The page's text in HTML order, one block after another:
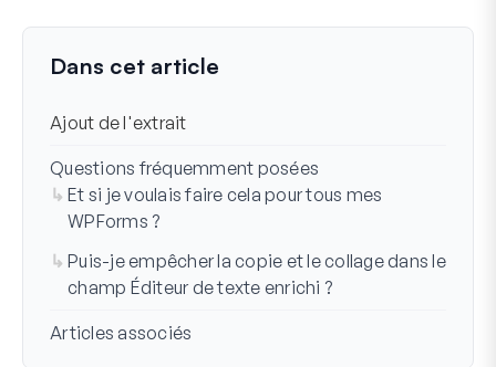
Dernière mise à jour le 23 déc. 2025
Dans cet article
Ajout de l'extrait
Questions fréquemment posées
Et si je voulais faire cela pour tous mes
WPForms ?
Puis-je empêcher la copie et le collage dans le
champ Éditeur de texte enrichi ?
Articles associés